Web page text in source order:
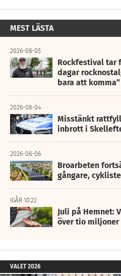
MEST LÄSTA
2026-08-05
Rockfestival tar
dagar
bara att komma”
2026-08-04
Misstänkt
inbrott i
2026-08-06
Broarbeten
gångare,
IGÅR 10:22
Juli på Hemnet:
över tio miljoner
VALET 2026